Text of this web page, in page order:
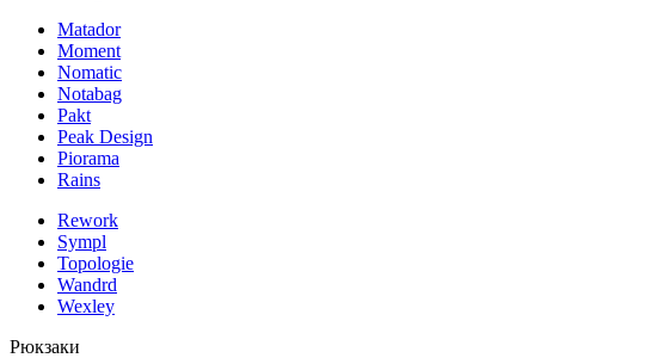
Matador
Moment
Nomatic
Notabag
Pakt
Peak Design
Piorama
Rains
Rework
Sympl
Topologie
Wandrd
Wexley
Рюкзаки